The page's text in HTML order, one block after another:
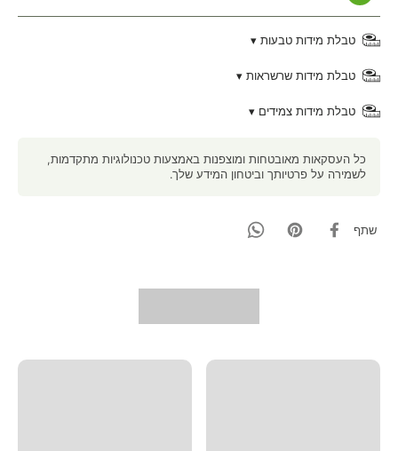
טבלת מידות טבעות ▾
טבלת מידות שרשראות ▾
טבלת מידות צמידים ▾
כל העסקאות מאובטחות ומוצפנות באמצעות טכנולוגיות מתקדמות,
לשמירה על פרטיותך וביטחון המידע שלך.
שתף